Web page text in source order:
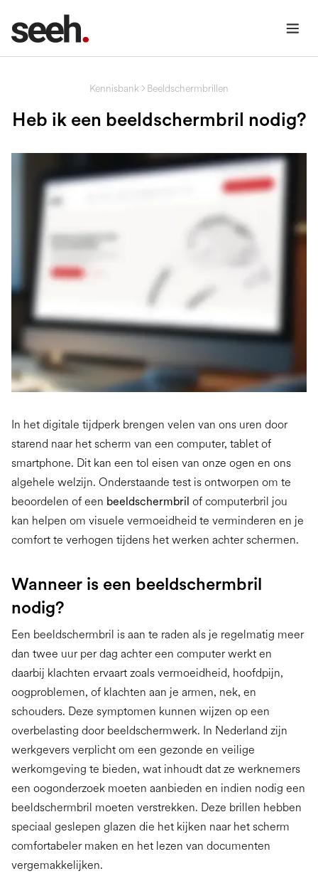
Kennisbank Beeldschermbrillen
Heb ik een beeldschermbril nodig?
In het digitale tijdperk brengen velen van ons uren door
starend naar het scherm van een computer, tablet of
smartphone. Dit kan een tol eisen van onze ogen en ons
algehele welzijn. Onderstaande test is ontworpen om te
beoordelen of een beeldschermbril of computerbril jou
kan helpen om visuele vermoeidheid te verminderen en je
comfort te verhogen tijdens het werken achter schermen.
Wanneer is een beeldschermbril
nodig?
Een beeldschermbril is aan te raden als je regelmatig meer
dan twee uur per dag achter een computer werkt en
daarbij klachten ervaart zoals vermoeidheid, hoofdpijn,
oogproblemen, of klachten aan je armen, nek, en
schouders. Deze symptomen kunnen wijzen op een
overbelasting door beeldschermwerk. In Nederland zijn
werkgevers verplicht om een gezonde en veilige
werkomgeving te bieden, wat inhoudt dat ze werknemers
een oogonderzoek moeten aanbieden en indien nodig een
beeldschermbril moeten verstrekken. Deze brillen hebben
speciaal geslepen glazen die het kijken naar het scherm
comfortabeler maken en het lezen van documenten
vergemakkelijken.